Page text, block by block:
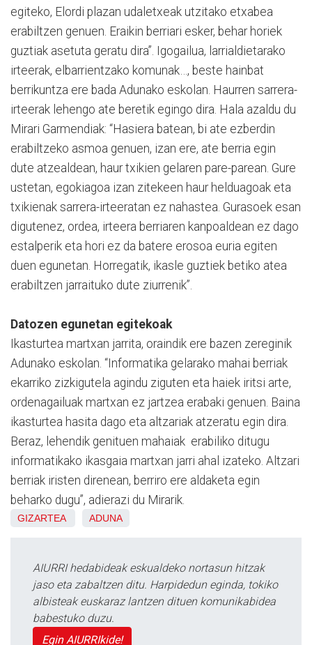
egiteko, Elordi plazan udaletxeak utzitako etxabea
erabiltzen genuen. Eraikin berriari esker, behar horiek
guztiak asetuta geratu dira”. Igogailua, larrialdietarako
irteerak, elbarrientzako komunak…, beste hainbat
berrikuntza ere bada Adunako eskolan. Haurren sarrera-
irteerak lehengo ate beretik egingo dira. Hala azaldu du
Mirari Garmendiak: “Hasiera batean, bi ate ezberdin
erabiltzeko asmoa genuen, izan ere, ate berria egin
dute atzealdean, haur txikien gelaren pare-parean. Gure
ustetan, egokiagoa izan zitekeen haur helduagoak eta
txikienak sarrera-irteeratan ez nahastea. Gurasoek esan
digutenez, ordea, irteera berriaren kanpoaldean ez dago
estalperik eta hori ez da batere erosoa euria egiten
duen egunetan. Horregatik, ikasle guztiek betiko atea
erabiltzen jarraituko dute ziurrenik”.
Datozen egunetan egitekoak
Ikasturtea martxan jarrita, oraindik ere bazen zereginik
Adunako eskolan. “Informatika gelarako mahai berriak
ekarriko zizkigutela agindu ziguten eta haiek iritsi arte,
ordenagailuak martxan ez jartzea erabaki genuen. Baina
ikasturtea hasita dago eta altzariak atzeratu egin dira.
Beraz, lehendik genituen mahaiak erabiliko ditugu
informatikako ikasgaia martxan jarri ahal izateko. Altzari
berriak iristen direnean, berriro ere aldaketa egin
beharko dugu”, adierazi du Mirarik.
GIZARTEA ADUNA
AIURRI hedabideak eskualdeko nortasun hitzak
jaso eta zabaltzen ditu. Harpidedun eginda, tokiko
albisteak euskaraz lantzen dituen komunikabidea
babestuko duzu.
Egin AIURRIkide!